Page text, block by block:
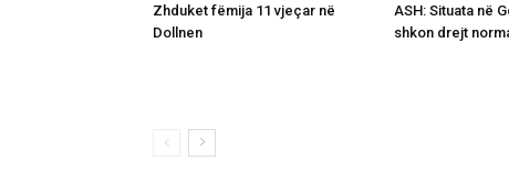
Zhduket fëmija 11 vjeçar në
Dollnen
ASH: Situata në
shkon drejt